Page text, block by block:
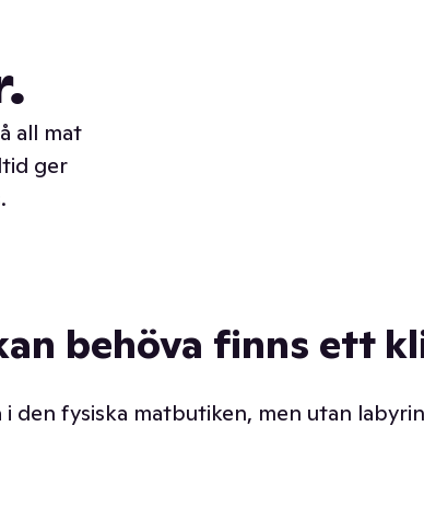
all mat
ger
behöva finns ett
den fysiska matbutiken, men utan